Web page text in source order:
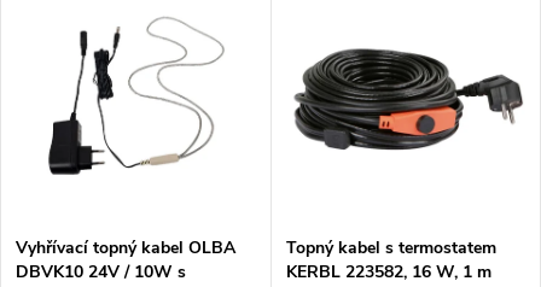
p
Nejprodávanější
Abecedně
s
Vyhřívací topný kabel OLBA
DBVK10 24V / 10W s
Topný kabel s termostatem
KERBL 223582, 16 W, 1 m